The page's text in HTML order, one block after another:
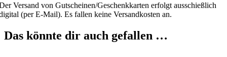
Versand von Gutscheinen/Geschenkkarten erfolgt ausschießlich
(per E-Mail). Es fallen keine Versandkosten an.
Das könnte dir auch gefallen …